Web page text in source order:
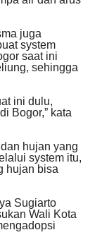
juga
system
saat ini
sehingga
ini dulu,
Bogor,” kata
hujan yang
system itu,
hujan bisa
Sugiarto
Wali Kota